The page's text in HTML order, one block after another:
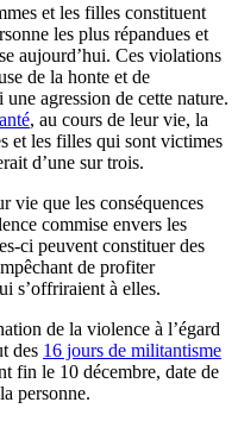
et les filles constituent
les plus répandues et
aujourd’hui. Ces violations
de la honte et de
agression de cette nature.
, au cours de leur vie, la
et les filles qui sont victimes
d’une sur trois.
vie que les conséquences
commise envers les
ci peuvent constituer des
de profiter
s’offriraient à elles.
de la violence à l’égard
des 16 jours de militantisme
fin le 10 décembre, date de
personne.